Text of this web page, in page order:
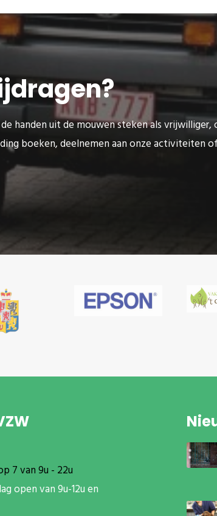
handen uit de mouwen steken als
boeken, deelnemen aan onze activiteiten
7 van 9u - 22u
open van 9u-12u en